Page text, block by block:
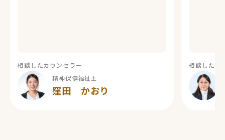
相談したカウンセラー
精神保健福祉士
窪田 かおり
相談したカ